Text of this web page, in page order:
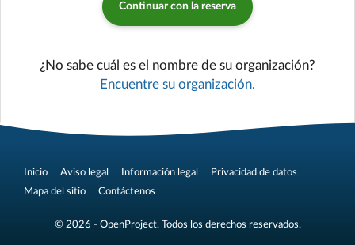
Continuar con la reserva
¿No sabe cuál es el nombre de su organización?
Encuentre su organización.
Inicio Aviso legal Información legal
Privacidad de datos
Mapa del sitio
Contáctenos
© 2026 - OpenProject. Todos los derechos reservados.